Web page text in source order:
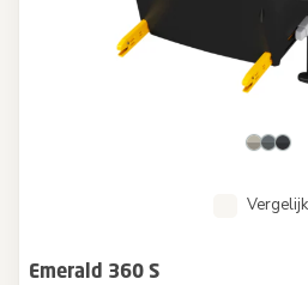
Emerald 360 S